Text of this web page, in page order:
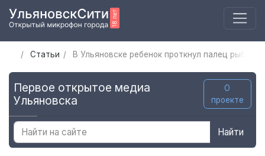
Статьи В Ульяновске ребенок проткнул палец
Первое открытое медиа
Ульяновска
О
проекте
Найти